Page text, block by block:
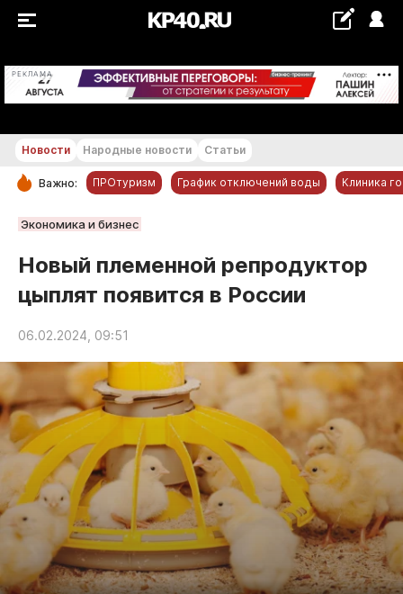
РЕКЛАМА +23...+24 °С
РУБРИКИ
Обнинск
Статьи
Народные новости
Авто и транспорт
Благоустройство
Криминал
Культура
Недвижимость и ЖКХ
Образование
Общество
Погода
Праздники
Новости Народные новости Статьи
Важно: ПРОтуризм График отключений воды Клиника
Экономика и бизнес
Новый племенной репродуктор
цыплят появится в России
06.02.2024, 09:51